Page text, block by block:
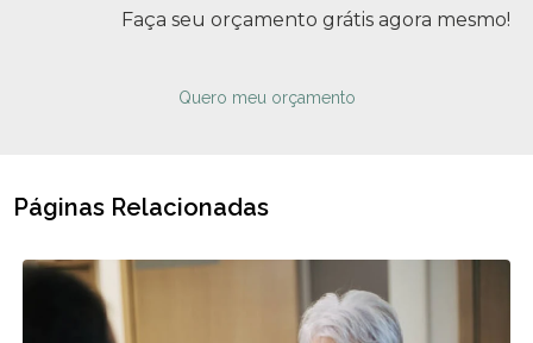
Faça seu orçamento grátis agora mesmo!
Quero meu orçamento
Páginas Relacionadas